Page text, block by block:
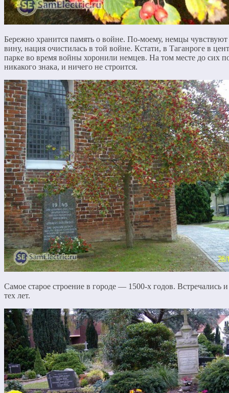
Бережно хранится память о войне. По-моему, немцы
вину, нация очистилась в той войне. Кстати, в Таганроге в
парке во время войны хоронили немцев. На том месте до сих
никакого знака, и ничего не строится.
Самое старое строение в городе — 1500-х годов. Встречались
тех лет.